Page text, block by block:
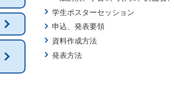
学生ポスターセッション
申込、発表要領
資料作成方法
発表方法